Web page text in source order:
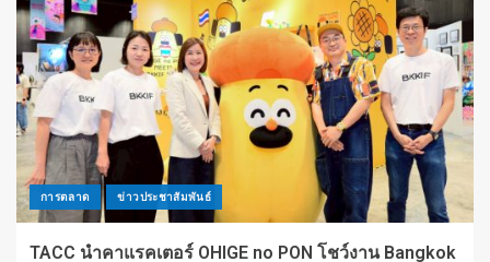
การตลาด ข่าวประชาสัมพันธ์
TACC นำคาแรคเตอร์ OHIGE no PON โชว์งาน Bangkok